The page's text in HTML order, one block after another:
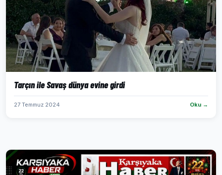
Tarçın ile Savaş dünya evine girdi
27 Temmuz 2024 Oku →